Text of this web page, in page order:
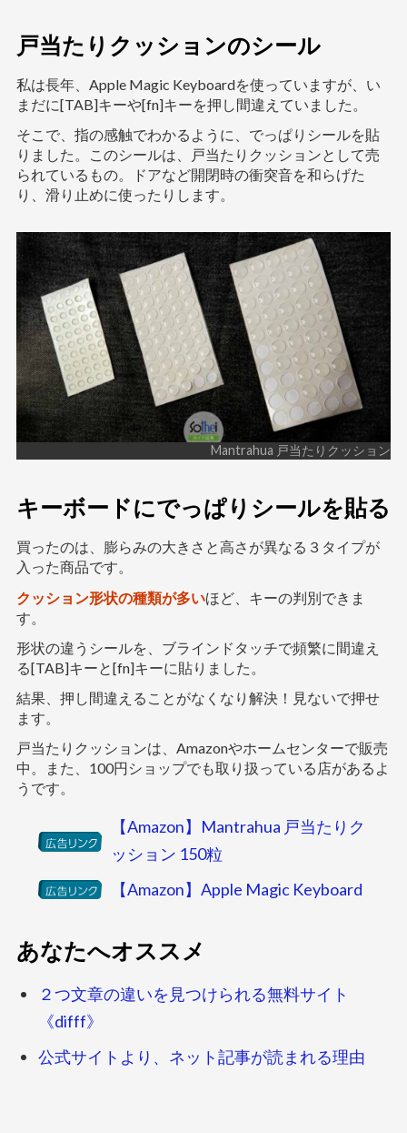
戸当たりクッションのシール
私は長年、Apple Magic Keyboardを使っていますが、い
まだに[TAB]キーや[fn]キーを押し間違えていました。
そこで、指の感触でわかるように、でっぱりシールを貼
りました。このシールは、戸当たりクッションとして売
られているもの。ドアなど開閉時の衝突音を和らげた
り、滑り止めに使ったりします。
Mantrahua 戸当たりクッション
キーボードにでっぱりシールを貼る
買ったのは、膨らみの大きさと高さが異なる３タイプが
入った商品です。
クッション形状の種類が多いほど、キーの判別できま
す。
形状の違うシールを、ブラインドタッチで頻繁に間違え
る[TAB]キーと[fn]キーに貼りました。
結果、押し間違えることがなくなり解決！見ないで押せ
ます。
戸当たりクッションは、Amazonやホームセンターで販売
中。また、100円ショップでも取り扱っている店があるよ
うです。
【Amazon】Mantrahua 戸当たりク
ッション 150粒
【Amazon】Apple Magic Keyboard
あなたへオススメ
２つ文章の違いを見つけられる無料サイト
《difff》
公式サイトより、ネット記事が読まれる理由